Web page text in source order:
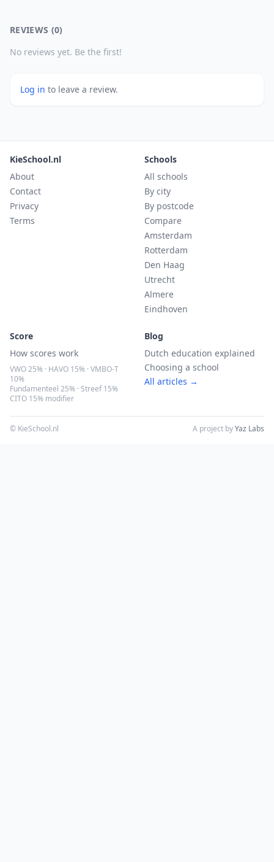
REVIEWS (0)
No reviews yet. Be the first!
Log in to leave a review.
KieSchool.nl
About
Contact
Privacy
Terms
Schools
All schools
By city
By postcode
Compare
Amsterdam
Rotterdam
Den Haag
Utrecht
Almere
Eindhoven
Score
How scores work
VWO 25% · HAVO 15% · VMBO-T
10%
Fundamenteel 25% · Streef 15%
CITO 15% modifier
Blog
Dutch education explained
Choosing a school
All articles →
© KieSchool.nl A project byYaz Labs